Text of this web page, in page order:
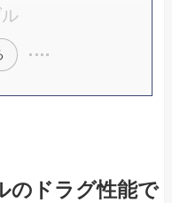
のドラグ性能で